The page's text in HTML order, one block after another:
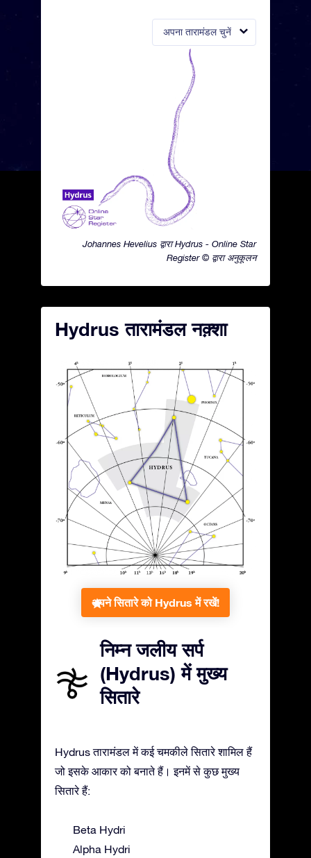
अपना तारामंडल चुनें
Johannes Hevelius द्वारा Hydrus - Online Star
Register © द्वारा अनुकूलन
Hydrus तारामंडल नक़्शा
अपने सितारे को Hydrus में रखें!
निम्न जलीय सर्प
(Hydrus) में मुख्य
सितारे
Hydrus तारामंडल में कई चमकीले सितारे शामिल हैं
जो इसके आकार को बनाते हैं। इनमें से कुछ मुख्य
सितारे हैं:
Beta Hydri
Alpha Hydri